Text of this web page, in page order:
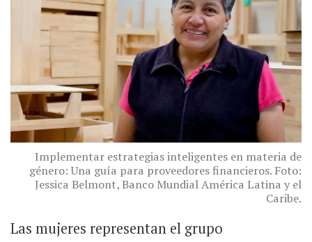
Implementar estrategias inteligentes en materia de
género: Una guía para proveedores financieros. Foto:
Jessica Belmont, Banco Mundial América Latina y el
Caribe.
Las mujeres representan el grupo